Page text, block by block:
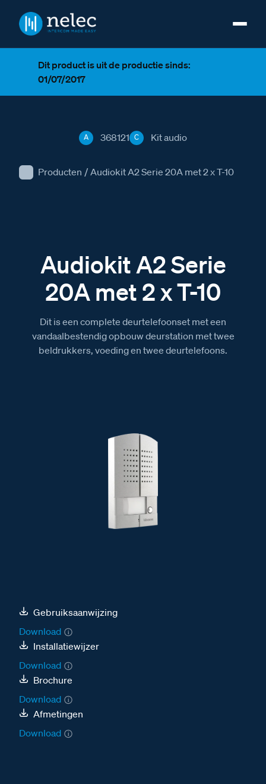
Dit product is uit de productie sinds:
01/07/2017
Producten / Audiokit A2 Serie 20A met 2 x T-10
A 368121 C Kit audio
Audiokit A2 Serie
20A met 2 x T-10
Dit is een complete deurtelefoonset met een
vandaalbestendig opbouw deurstation met twee
beldrukkers, voeding en twee deurtelefoons.
Gebruiksaanwijzing
Download
Installatiewijzer
Download
Brochure
Download
Afmetingen
Download